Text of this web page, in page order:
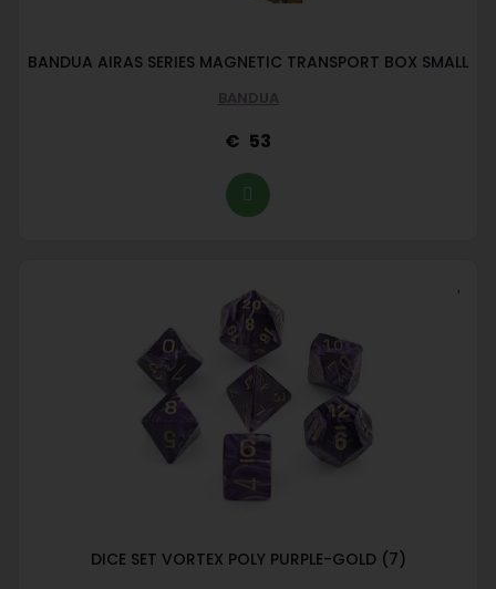
BANDUA AIRAS SERIES MAGNETIC TRANSPORT BOX SMALL
BANDUA
53
DICE SET VORTEX POLY PURPLE-GOLD (7)